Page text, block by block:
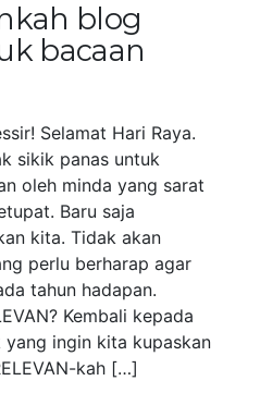
blog
bacaan
Selamat Hari Raya.
sikik panas untuk
oleh minda yang sarat
Baru saja
kita. Tidak akan
perlu berharap agar
tahun hadapan.
Kembali kepada
ingin kita kupaskan
kah […]